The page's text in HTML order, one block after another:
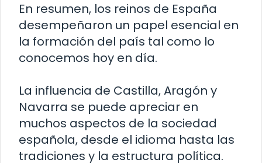
En resumen, los reinos de España
desempeñaron un papel esencial en
la formación del país tal como lo
conocemos hoy en día.
La influencia de Castilla, Aragón y
Navarra se puede apreciar en
muchos aspectos de la sociedad
española, desde el idioma hasta las
tradiciones y la estructura política.